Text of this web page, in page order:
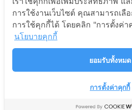
สรุป Census 2026 คืออะไร รีบทำ
Next
การใช้งานเว็บไซต์ คุณสามารถเลื
การใช้คุกกี้ได้ โดยคลิก "การตั้งค่า
นโยบายคุกกี้
ยอมรับทั้งหมด
การตั้งค่าคุกกี้